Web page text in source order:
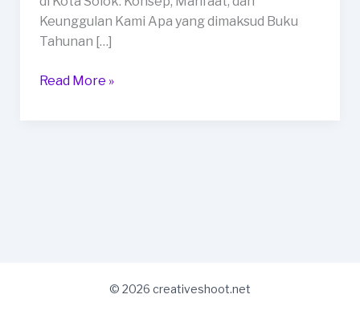
Keunggulan Kami Apa yang dimaksud Buku
Tahunan […]
di
Kota
Solok
Read More »
© 2026 creativeshoot.net